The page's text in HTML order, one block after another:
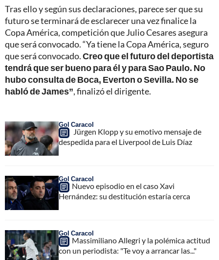
Tras ello y según sus declaraciones, parece ser que su
futuro se terminará de esclarecer una vez finalice la
Copa América, competición que Julio Cesares asegura
que será convocado. “Ya tiene la Copa América, seguro
que será convocado.Creo que el futuro del deportista
tendrá que ser bueno para él y para Sao Paulo. No
hubo consulta de Boca, Everton o Sevilla. No se
habló de James”, finalizó el dirigente.
Gol Caracol
Jürgen Klopp y su emotivo mensaje de
despedida para el Liverpool de Luis Díaz
Gol Caracol
Nuevo episodio en el caso Xavi
Hernández: su destitución estaría cerca
Gol Caracol
Massimiliano Allegri y la polémica actitud
con un periodista: "Te voy a arrancar las..."